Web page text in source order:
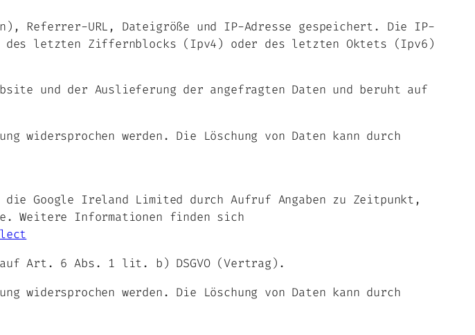
Referrer-URL, Dateigröße und IP-Adresse gespeichert. Die IP-
des letzten Ziffernblocks (Ipv4) oder des letzten Oktets (Ipv6)
und der Auslieferung der angefragten Daten und beruht auf
widersprochen werden. Die Löschung von Daten kann durch
die Google Ireland Limited durch Aufruf Angaben zu Zeitpunkt,
Weitere Informationen finden sich
Art. 6 Abs. 1 lit. b) DSGVO (Vertrag).
widersprochen werden. Die Löschung von Daten kann durch